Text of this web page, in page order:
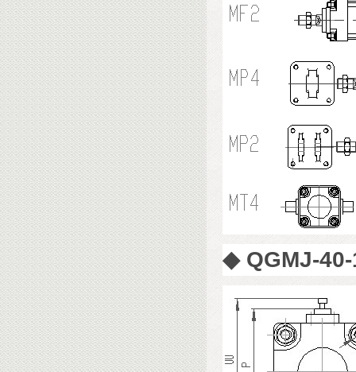
◆ QGMJ-